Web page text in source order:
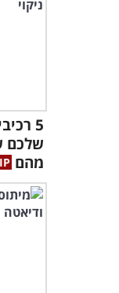
5
שלכם
מהם